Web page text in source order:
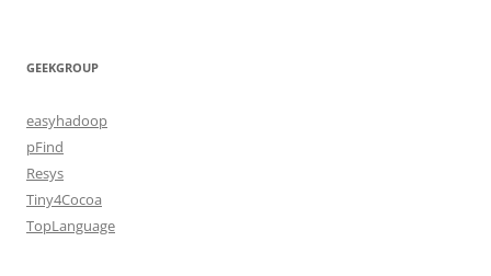
GEEKGROUP
easyhadoop
pFind
Resys
Tiny4Cocoa
TopLanguage